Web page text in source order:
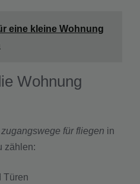
eine kleine Wohnung
Wohnung
zugangswege für fliegen in
zählen:
Türen